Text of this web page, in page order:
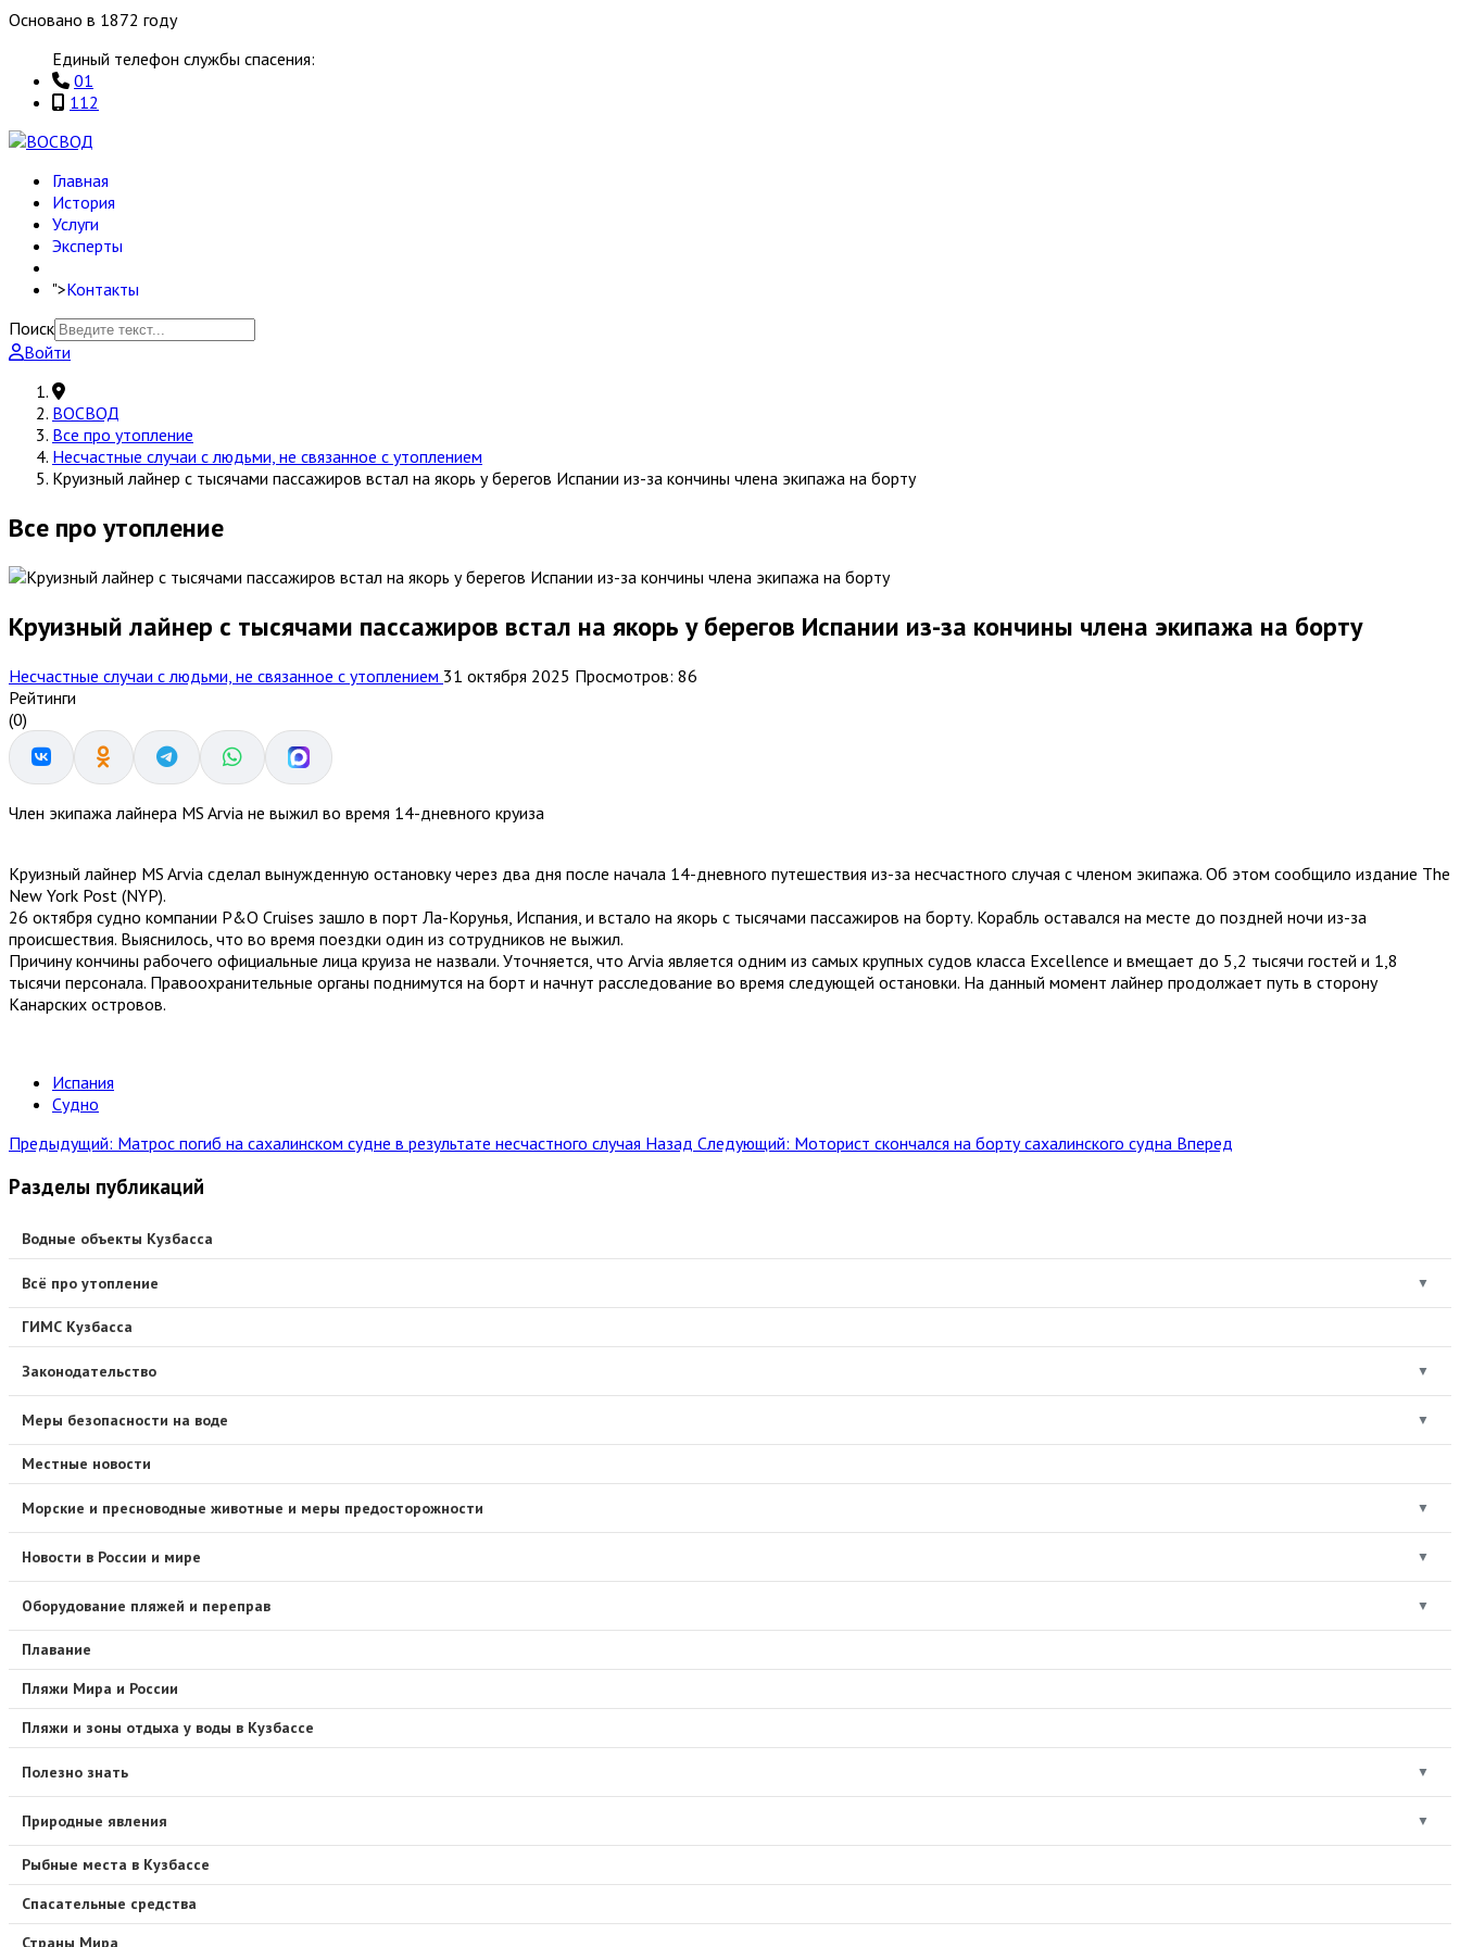
Основано в 1872 году
Единый телефон службы спасения:
01
112
Главная
История
Услуги
Эксперты
">Контакты
Поиск
Войти
ВОСВОД
Все про утопление
Несчастные случаи с людьми, не связанное с утоплением
Круизный лайнер с тысячами пассажиров встал на якорь у берегов Испании из-за кончины члена экипажа на борту
Все про утопление
Круизный лайнер с тысячами пассажиров встал на якорь у берегов Испании из-за кончины члена экипажа на борту
Несчастные случаи с людьми, не связанное с утоплением 31 октября 2025 Просмотров: 86
Рейтинги
(0)
Член экипажа лайнера MS Arvia не выжил во время 14-дневного круиза
Круизный лайнер MS Arvia сделал вынужденную остановку через два дня после начала 14-дневного путешествия из-за несчастного случая с членом экипажа. Об этом сообщило издание The
New York Post (NYP).
26 октября судно компании P&O Cruises зашло в порт Ла-Корунья, Испания, и встало на якорь с тысячами пассажиров на борту. Корабль оставался на месте до поздней ночи из-за
происшествия. Выяснилось, что во время поездки один из сотрудников не выжил.
Причину кончины рабочего официальные лица круиза не назвали. Уточняется, что Arvia является одним из самых крупных судов класса Excellence и вмещает до 5,2 тысячи гостей и 1,8
тысячи персонала. Правоохранительные органы поднимутся на борт и начнут расследование во время следующей остановки. На данный момент лайнер продолжает путь в сторону
Канарских островов.
Испания
Судно
Предыдущий: Матрос погиб на сахалинском судне в результате несчастного случая Назад Следующий: Моторист скончался на борту сахалинского судна Вперед
Разделы публикаций
Водные объекты Кузбасса
Всё про утопление ▼
ГИМС Кузбасса
Законодательство ▼
Меры безопасности на воде ▼
Местные новости
Морские и пресноводные животные и меры предосторожности ▼
Новости в России и мире ▼
Оборудование пляжей и переправ ▼
Плавание
Пляжи Мира и России
Пляжи и зоны отдыха у воды в Кузбассе
Полезно знать ▼
Природные явления ▼
Рыбные места в Кузбассе
Спасательные средства
Страны Мира